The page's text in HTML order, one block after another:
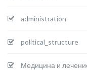
administration
political_structure
Медицина и